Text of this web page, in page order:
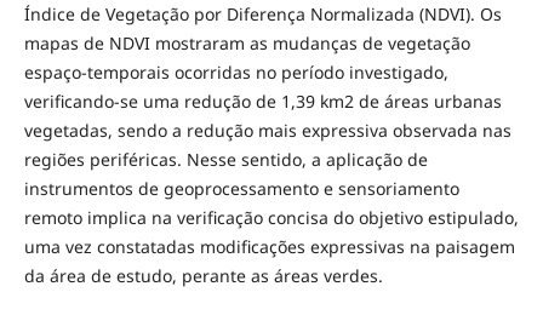
Índice de Vegetação por Diferença Normalizada (NDVI). Os
mapas de NDVI mostraram as mudanças de vegetação
espaço-temporais ocorridas no período investigado,
verificando-se uma redução de 1,39 km2 de áreas urbanas
vegetadas, sendo a redução mais expressiva observada nas
regiões periféricas. Nesse sentido, a aplicação de
instrumentos de geoprocessamento e sensoriamento
remoto implica na verificação concisa do objetivo estipulado,
uma vez constatadas modificações expressivas na paisagem
da área de estudo, perante as áreas verdes.